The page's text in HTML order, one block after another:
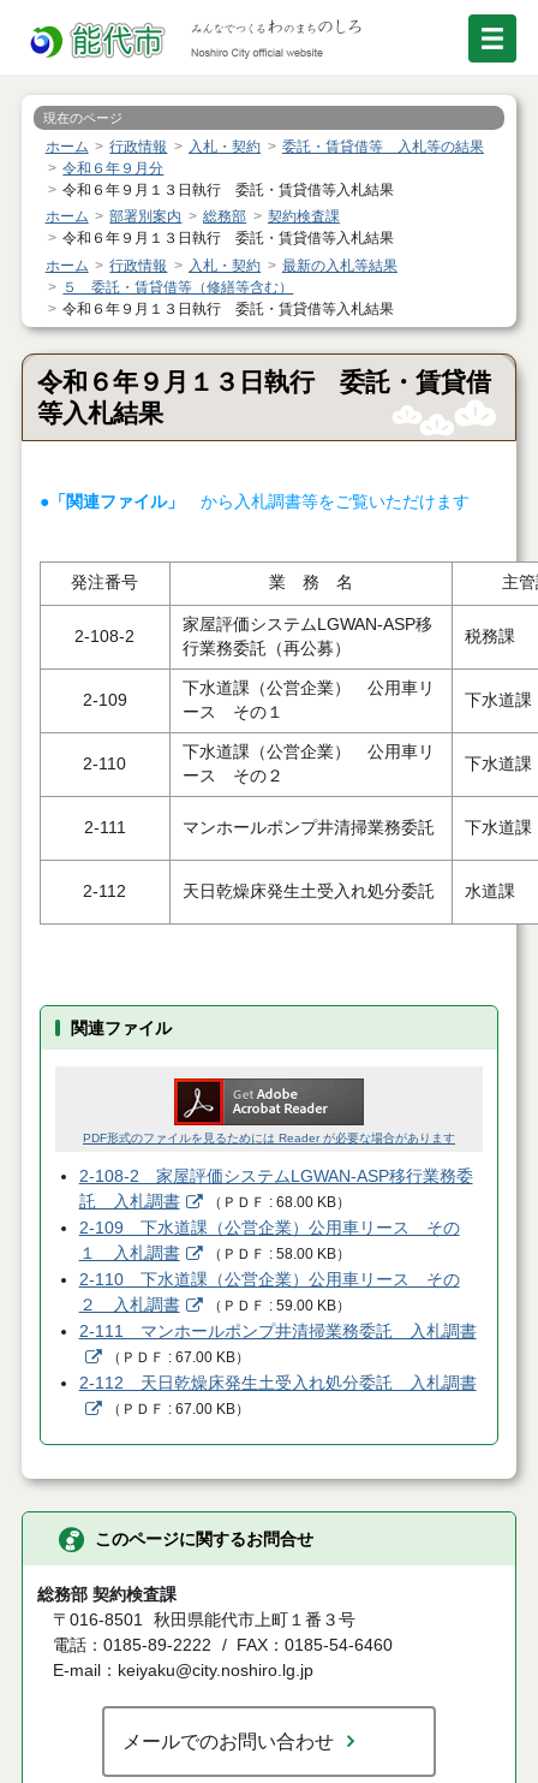
現在のページ
ホーム 行政情報 入札・契約
委託・賃貸借等 入札等の結果
令和６年９月分
令和６年９月１３日執行 委託・賃貸借等入札結果
ホーム
部署別案内 総務部
契約検査課
令和６年９月１３日執行 委託・賃貸借等入札結果
ホーム
行政情報 入札・契約
最新の入札等結果
５ 委託・賃貸借等（修繕等含む）
令和６年９月１３日執行 委託・賃貸借等入札結果
令和６年９月１３日執行 委託・賃貸借
等入札結果
●「関連ファイル」 から入札調書等をご覧いただけます
発注番号 業 務 名 主
2-108-2
家屋評価システムLGWAN-ASP移
行業務委託（再公募）
税務課
2-109
下水道課（公営企業） 公用車リ
ース その１
下水道課
2-110
下水道課（公営企業） 公用車リ
ース その２
下水道課
2-111 マンホールポンプ井清掃業務委託 下水道課
2-112 天日乾燥床発生土受入れ処分委託 水道課
関連ファイル
PDF形式のファイルを見るためには Reader が必要な場合があります
2-108-2 家屋評価システムLGWAN-ASP移行業務委
託 入札調書
（ ＰＤＦ 68.00 KB）
2-109 下水道課（公営企業）公用車リース その
１ 入札調書
（ ＰＤＦ 58.00 KB）
2-110 下水道課（公営企業）公用車リース その
２ 入札調書
（ ＰＤＦ 59.00 KB）
2-111 マンホールポンプ井清掃業務委託 入札調書
（ ＰＤＦ 67.00 KB）
2-112 天日乾燥床発生土受入れ処分委託 入札調書
（ ＰＤＦ 67.00 KB）
このページに関するお問合せ
総務部 契約検査課
〒016-8501 秋田県能代市上町１番３号
電話：0185-89-2222
FAX：0185-54-6460
E-mail：keiyaku@city.noshiro.lg.jp
メールでのお問い合わせ